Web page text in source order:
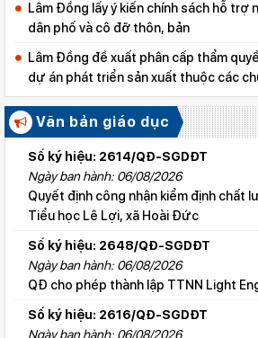
Lâm Đồng lấy ý kiến chính sách hỗ trợ
dân phố và cô đỡ thôn, bản
Lâm Đồng đề xuất phân cấp thẩm
dự án phát triển sản xuất thuộc các
quốc gia
Văn bản giáo dục
Số ký hiệu: 2614/QĐ-SGDĐT
Ngày ban hành: 06/08/2026
Quyết định công nhận kiểm định chất
Tiểu học Lê Lợi, xã Hoài Đức
Số ký hiệu: 2648/QĐ-SGDĐT
Ngày ban hành: 06/08/2026
QĐ cho phép thành lập TTNN Light
Số ký hiệu: 2616/QĐ-SGDĐT
Ngày ban hành: 06/08/2026